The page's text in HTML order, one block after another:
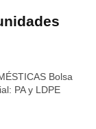
Bolsa
PA y LDPE